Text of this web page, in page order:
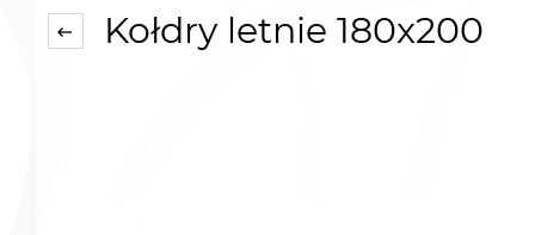
Kołdry letnie 180x200